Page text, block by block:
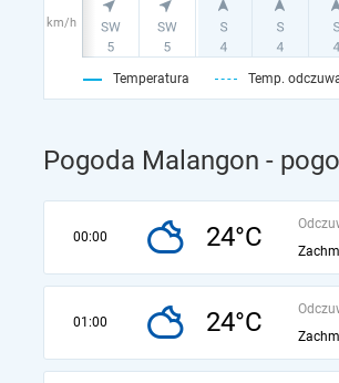
km/h
Temperatura Temp.
Pogoda Malangon -
00:00 24°C
01:00 24°C